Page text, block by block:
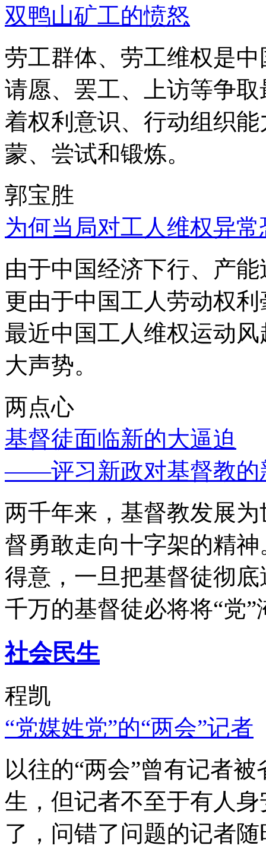
双鸭山矿工的愤怒
劳工群体、劳工维权是
请愿、罢工、上访等争
着权利意识、行动组织
蒙、尝试和锻炼。
郭宝胜
为何当局对工人维权异
由于中国经济下行、产
更由于中国工人劳动权
最近中国工人维权运动
大声势。
两点心
基督徒面临新的大逼迫
——评习新政对基督教的
两千年来，基督教发展
督勇敢走向十字架的精
得意，一旦把基督徒彻
千万的基督徒必将将“党”
社会民生
程凯
“党媒姓党”的“两会”记者
以往的“两会”曾有记者
生，但记者不至于有人
了，问错了问题的记者